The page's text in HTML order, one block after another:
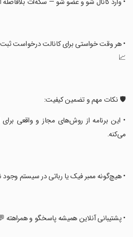
‏• هر وقت خواستی برای کانالت درخواست
📈
‏🛡️ نکات مهم و تضمین کیفیت:
‏• این برنامه از روش‌های مجاز و واقعی برای
می‌کنه.
‏• هیچ‌گونه ممبر فیک یا رباتی در سیستم وجود
‏• پشتیبانی آنلاین همیشه پاسخگو و همراهته